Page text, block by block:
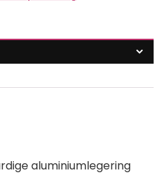
aluminiumlegering